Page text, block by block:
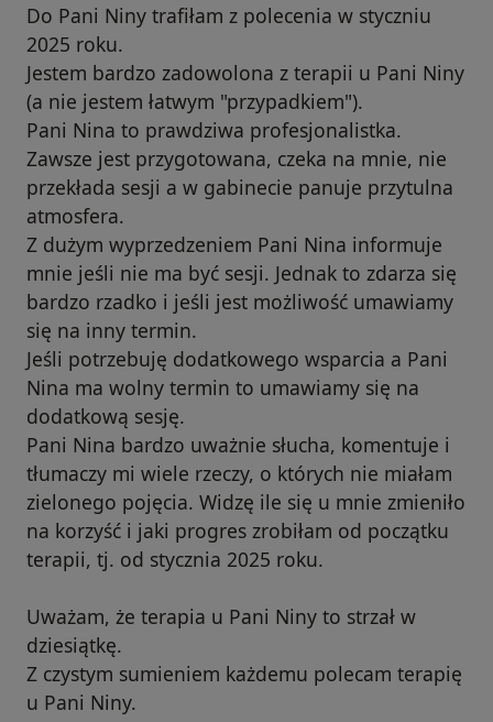
Do Pani Niny trafiłam z polecenia w styczniu
2025 roku.
Jestem bardzo zadowolona z terapii u Pani Niny
(a nie jestem łatwym "przypadkiem").
Pani Nina to prawdziwa profesjonalistka.
Zawsze jest przygotowana, czeka na mnie, nie
przekłada sesji a w gabinecie panuje przytulna
atmosfera.
Z dużym wyprzedzeniem Pani Nina informuje
mnie jeśli nie ma być sesji. Jednak to zdarza się
bardzo rzadko i jeśli jest możliwość umawiamy
się na inny termin.
Jeśli potrzebuję dodatkowego wsparcia a Pani
Nina ma wolny termin to umawiamy się na
dodatkową sesję.
Pani Nina bardzo uważnie słucha, komentuje i
tłumaczy mi wiele rzeczy, o których nie miałam
zielonego pojęcia. Widzę ile się u mnie zmieniło
na korzyść i jaki progres zrobiłam od początku
terapii, tj. od stycznia 2025 roku.
Uważam, że terapia u Pani Niny to strzał w
dziesiątkę.
Z czystym sumieniem każdemu polecam terapię
u Pani Niny.